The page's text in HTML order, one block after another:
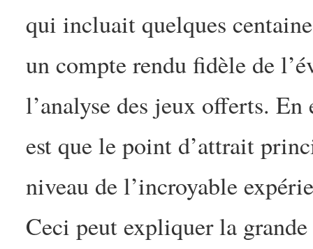
qui incluait quelques
un compte rendu fidèle de
l’analyse des jeux offerts.
est que le point d’attrait
niveau de l’incroyable
Ceci peut expliquer la